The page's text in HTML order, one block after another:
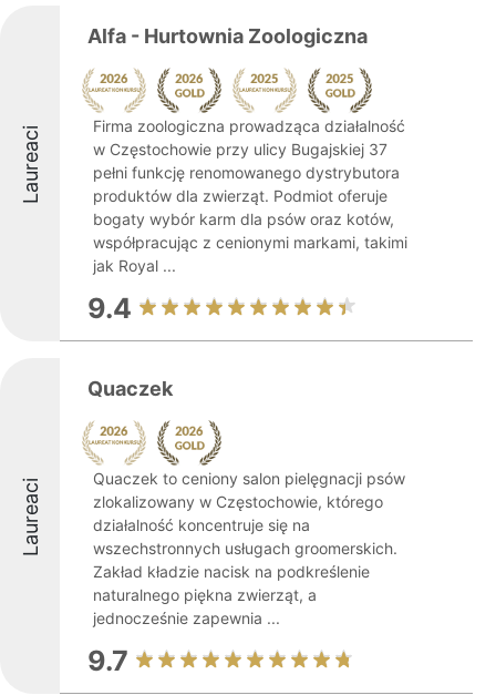
Laureaci
Alfa - Hurtownia Zoologiczna
Firma zoologiczna prowadząca działalność
w Częstochowie przy ulicy Bugajskiej 37
pełni funkcję renomowanego dystrybutora
produktów dla zwierząt. Podmiot oferuje
bogaty wybór karm dla psów oraz kotów,
współpracując z cenionymi markami, takimi
jak Royal ...
9.4
Laureaci
Quaczek
Quaczek to ceniony salon pielęgnacji psów
zlokalizowany w Częstochowie, którego
działalność koncentruje się na
wszechstronnych usługach groomerskich.
Zakład kładzie nacisk na podkreślenie
naturalnego piękna zwierząt, a
jednocześnie zapewnia ...
9.7